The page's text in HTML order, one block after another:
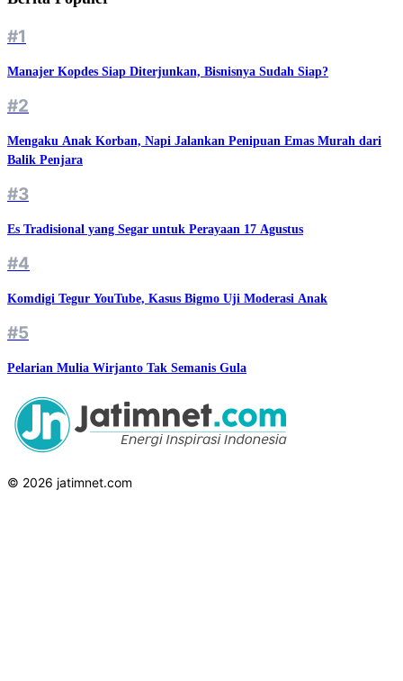
#1
Manajer Kopdes Siap Diterjunkan, Bisnisnya Sudah Siap?
#2
Mengaku Anak Korban, Napi Jalankan Penipuan Emas Murah dari
Balik Penjara
#3
Es Tradisional yang Segar untuk Perayaan 17 Agustus
#4
Komdigi Tegur YouTube, Kasus Bigmo Uji Moderasi Anak
#5
Pelarian Mulia Wirjanto Tak Semanis Gula
© 2026 jatimnet.com